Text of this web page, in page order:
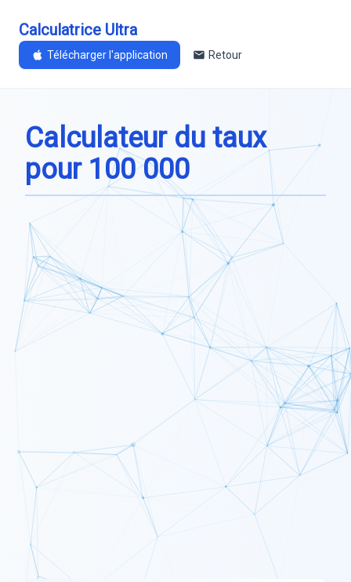
Calculatrice Ultra
Télécharger l'application Retour
Calculateur du taux
pour 100 000